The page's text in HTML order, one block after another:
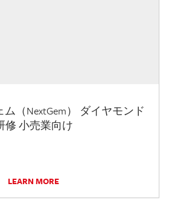
ム（NextGem） ダイヤモンド
修 小売業向け
LEARN MORE